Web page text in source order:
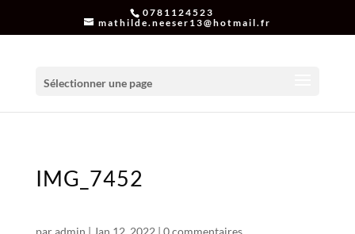
0781124523
mathilde.neeser13@hotmail.fr
Sélectionner une page
IMG_7452
paradmin | Jan 12, 2022 | 0 commentaires